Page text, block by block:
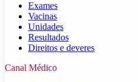
Exames
Vacinas
Unidades
Resultados
Direitos e deveres
Canal Médico